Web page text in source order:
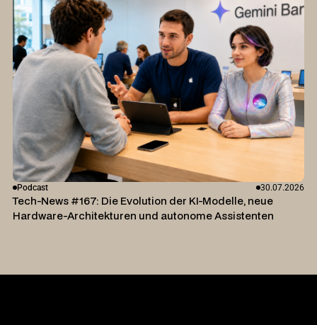
Podcast 30.07.2026
Tech-News #167: Die Evolution der KI-Modelle, neue
Hardware-Architekturen und autonome Assistenten